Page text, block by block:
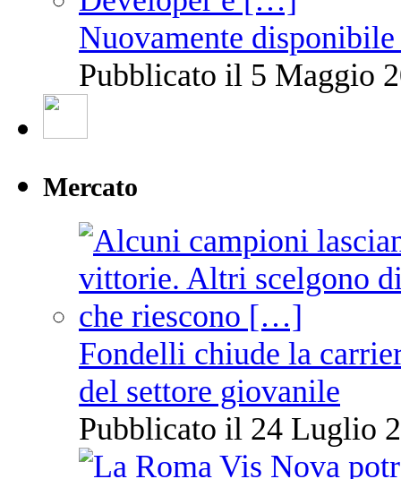
Nuovamente
Pubblicato il 5 Maggio
Mercato
Fondelli chiude la
del settore giovanile
Pubblicato il 24 Luglio